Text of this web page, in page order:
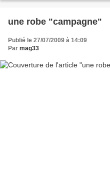
une robe "campagne"
Publié le 27/07/2009 à 14:09
Par mag33